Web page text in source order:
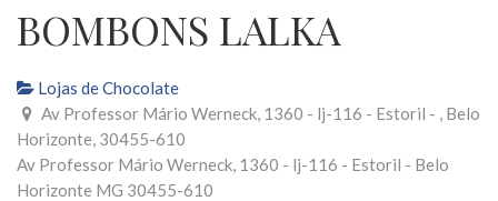
BOMBONS LALKA
Lojas de Chocolate
Av Professor Mário Werneck, 1360 - lj-116 - Estoril - , Belo
Horizonte, 30455-610
Av Professor Mário Werneck, 1360 - lj-116 - Estoril - Belo
Horizonte MG 30455-610